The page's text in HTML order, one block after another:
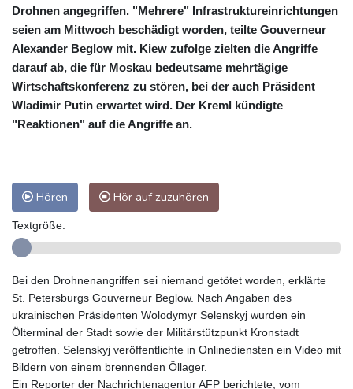
Drohnen angegriffen. "Mehrere" Infrastruktureinrichtungen
seien am Mittwoch beschädigt worden, teilte Gouverneur
Alexander Beglow mit. Kiew zufolge zielten die Angriffe
darauf ab, die für Moskau bedeutsame mehrtägige
Wirtschaftskonferenz zu stören, bei der auch Präsident
Wladimir Putin erwartet wird. Der Kreml kündigte
"Reaktionen" auf die Angriffe an.
Hören Hör auf zuzuhören
Textgröße:
Bei den Drohnenangriffen sei niemand getötet worden, erklärte
St. Petersburgs Gouverneur Beglow. Nach Angaben des
ukrainischen Präsidenten Wolodymyr Selenskyj wurden ein
Ölterminal der Stadt sowie der Militärstützpunkt Kronstadt
getroffen. Selenskyj veröffentlichte in Onlinediensten ein Video mit
Bildern von einem brennenden Öllager.
Ein Reporter der Nachrichtenagentur AFP berichtete, vom